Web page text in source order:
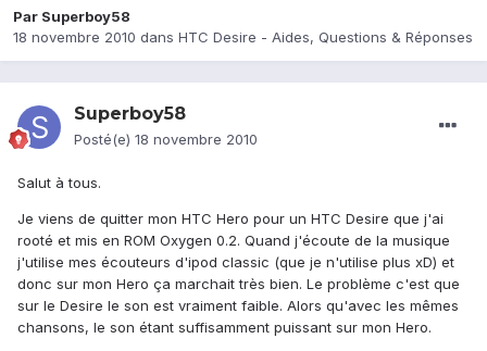
Par Superboy58
18 novembre 2010 dans HTC Desire - Aides, Questions & Réponses
Superboy58
Posté(e) 18 novembre 2010
Salut à tous.
Je viens de quitter mon HTC Hero pour un HTC Desire que j'ai
rooté et mis en ROM Oxygen 0.2. Quand j'écoute de la musique
j'utilise mes écouteurs d'ipod classic (que je n'utilise plus xD) et
donc sur mon Hero ça marchait très bien. Le problème c'est que
sur le Desire le son est vraiment faible. Alors qu'avec les mêmes
chansons, le son étant suffisamment puissant sur mon Hero.